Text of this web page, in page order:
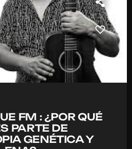
FM : ¿POR QUÉ
PARTE DE
GENÉTICA Y